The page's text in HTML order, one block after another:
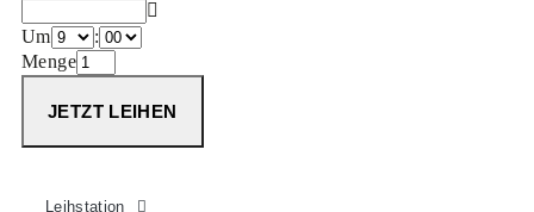
Um
:
Menge
Leihstation